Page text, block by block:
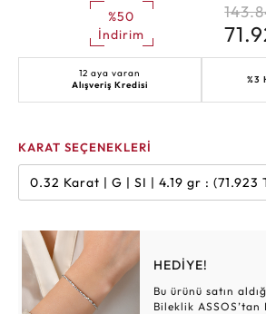
%50
İndirim
12 aya varan
Alışveriş Kredisi
%3
KARAT SEÇENEKLERİ
0.32 Karat | G | SI | 4.19 gr :
HEDİYE!
Bu ürünü satın
Bileklik ASSOS’tan